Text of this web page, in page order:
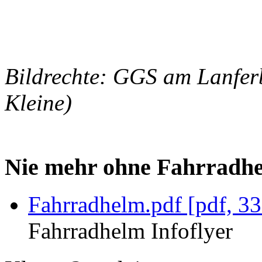
Bildrechte: GGS am
Kleine)
Nie mehr ohne
Fahrradhelm.pdf [pdf,
Fahrradhelm Infoflyer